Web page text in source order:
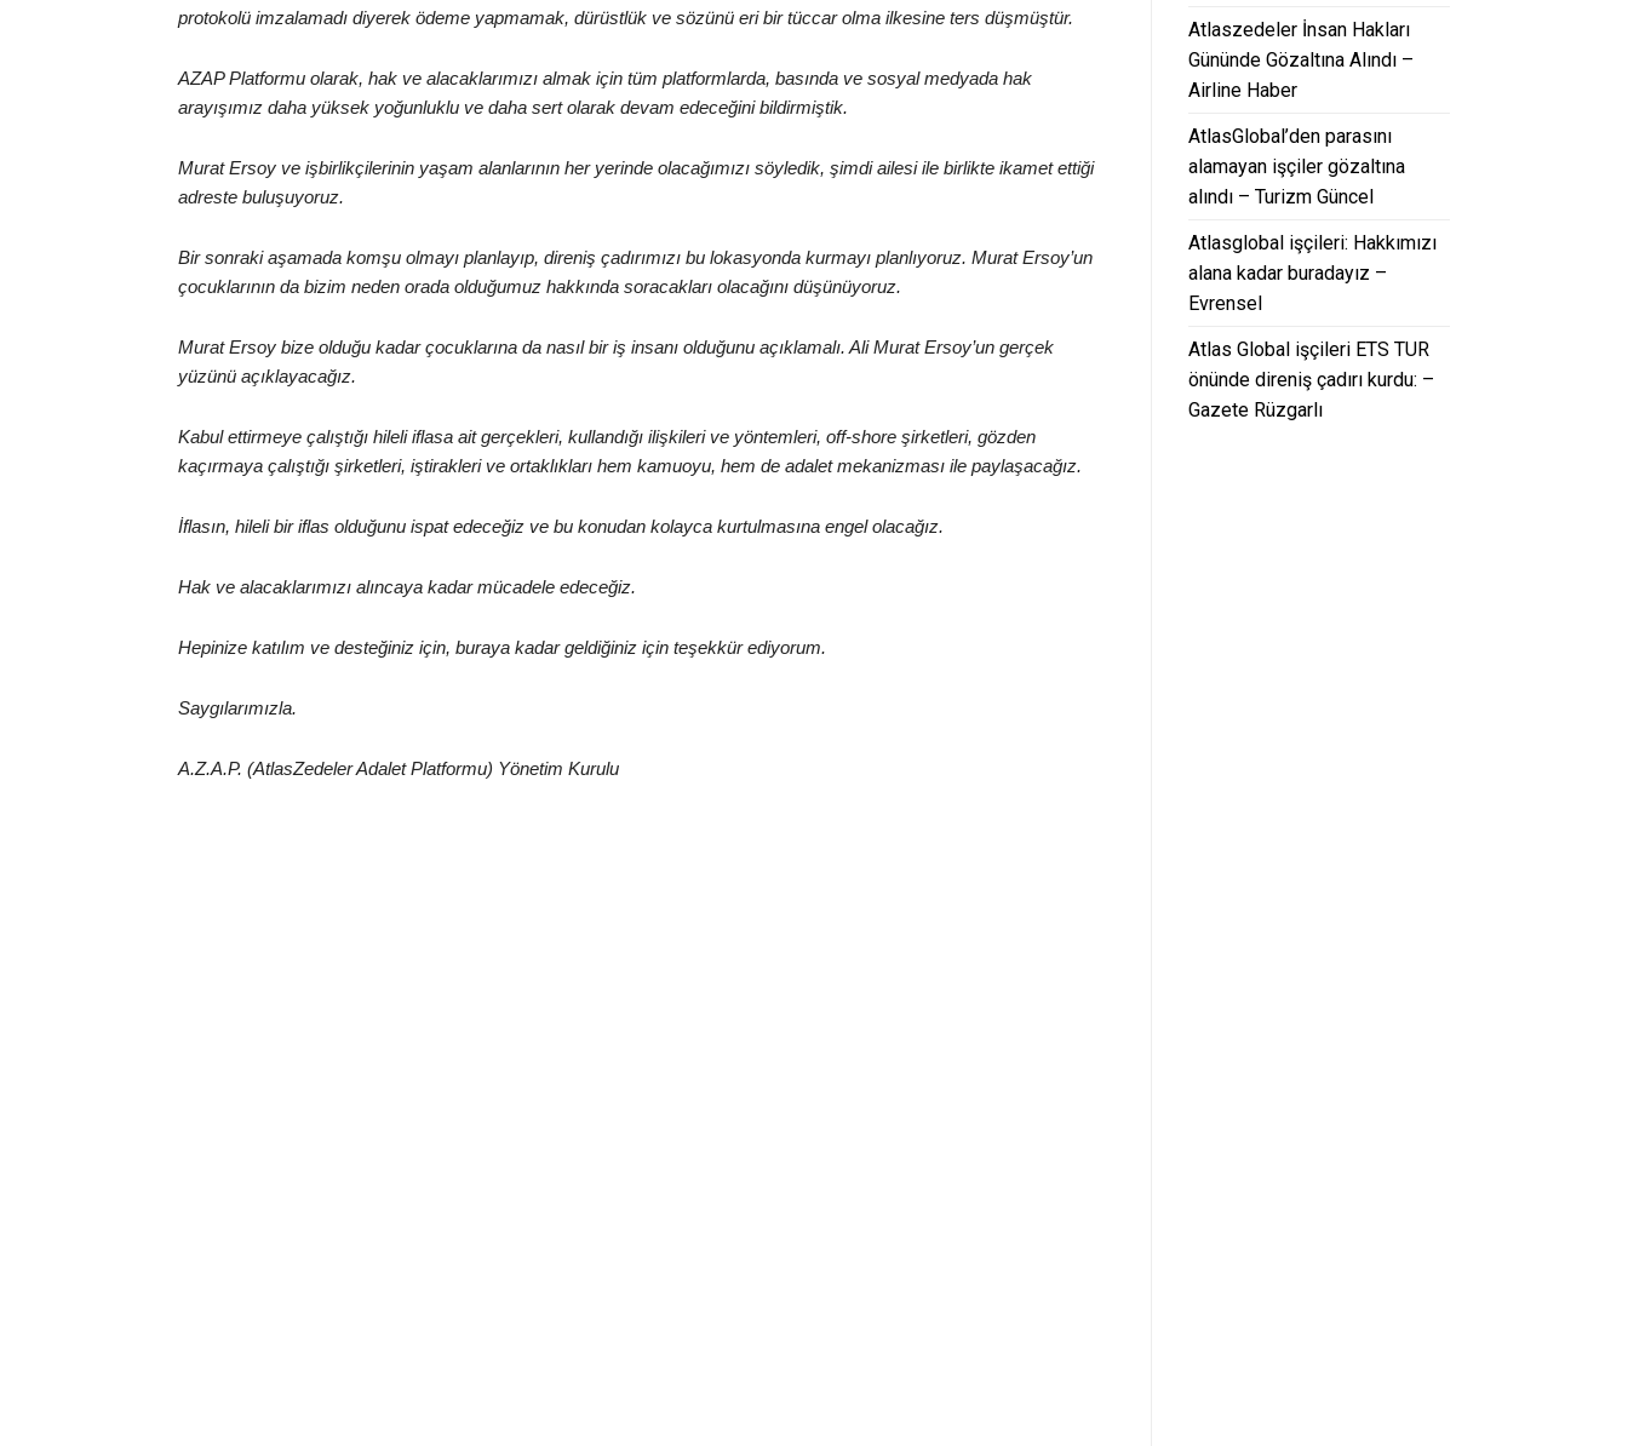
protokolü imzalamadı diyerek ödeme yapmamak, dürüstlük ve sözünü eri bir tüccar olma ilkesine ters düşmüştür.
AZAP Platformu olarak, hak ve alacaklarımızı almak için tüm platformlarda, basında ve sosyal medyada hak
arayışımız daha yüksek yoğunluklu ve daha sert olarak devam edeceğini bildirmiştik.
Murat Ersoy ve işbirlikçilerinin yaşam alanlarının her yerinde olacağımızı söyledik, şimdi ailesi ile birlikte ikamet ettiği
adreste buluşuyoruz.
Bir sonraki aşamada komşu olmayı planlayıp, direniş çadırımızı bu lokasyonda kurmayı planlıyoruz. Murat Ersoy’un
çocuklarının da bizim neden orada olduğumuz hakkında soracakları olacağını düşünüyoruz.
Murat Ersoy bize olduğu kadar çocuklarına da nasıl bir iş insanı olduğunu açıklamalı. Ali Murat Ersoy’un gerçek
yüzünü açıklayacağız.
Kabul ettirmeye çalıştığı hileli iflasa ait gerçekleri, kullandığı ilişkileri ve yöntemleri, off-shore şirketleri, gözden
kaçırmaya çalıştığı şirketleri, iştirakleri ve ortaklıkları hem kamuoyu, hem de adalet mekanizması ile paylaşacağız.
İflasın, hileli bir iflas olduğunu ispat edeceğiz ve bu konudan kolayca kurtulmasına engel olacağız.
Hak ve alacaklarımızı alıncaya kadar mücadele edeceğiz.
Hepinize katılım ve desteğiniz için, buraya kadar geldiğiniz için teşekkür ediyorum.
Saygılarımızla.
A.Z.A.P. (AtlasZedeler Adalet Platformu) Yönetim Kurulu
Atlaszedeler İnsan Hakları
Gününde Gözaltına Alındı –
Airline Haber
AtlasGlobal’den parasını
alamayan işçiler gözaltına
alındı – Turizm Güncel
Atlasglobal işçileri: Hakkımızı
alana kadar buradayız –
Evrensel
Atlas Global işçileri ETS TUR
önünde direniş çadırı kurdu: –
Gazete Rüzgarlı